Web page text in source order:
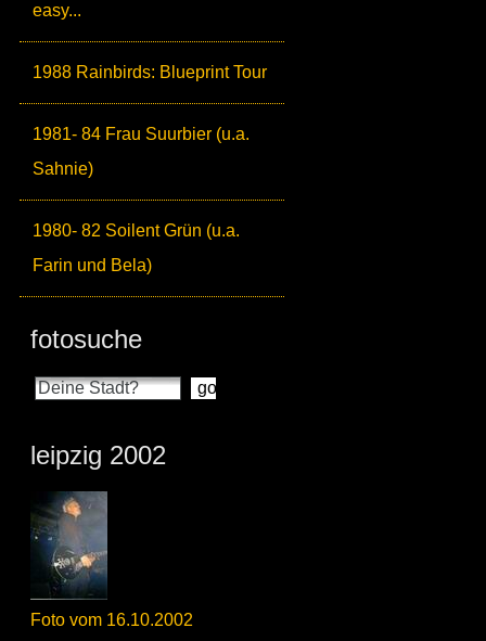
easy...
1988 Rainbirds: Blueprint Tour
1981- 84 Frau Suurbier (u.a.
Sahnie)
1980- 82 Soilent Grün (u.a.
Farin und Bela)
fotosuche
leipzig 2002
Foto vom 16.10.2002